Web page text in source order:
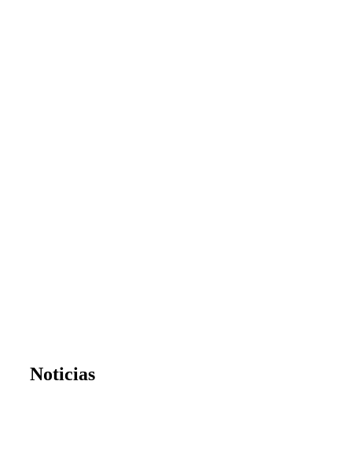
Noticias